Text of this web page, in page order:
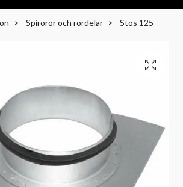
Spirorör och rördelar Stos 125